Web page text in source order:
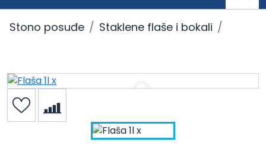
Stono posuđe Staklene flaše i bokali